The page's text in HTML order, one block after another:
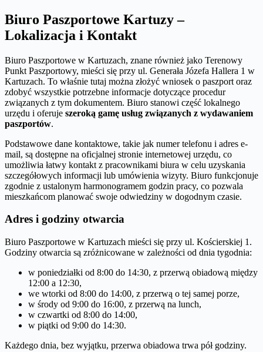
Biuro Paszportowe Kartuzy –
Lokalizacja i Kontakt
Biuro Paszportowe w Kartuzach, znane również jako Terenowy
Punkt Paszportowy, mieści się przy ul. Generała Józefa Hallera 1 w
Kartuzach. To właśnie tutaj można złożyć wniosek o paszport oraz
zdobyć wszystkie potrzebne informacje dotyczące procedur
związanych z tym dokumentem. Biuro stanowi część lokalnego
urzędu i oferuje szeroką gamę usług związanych z wydawaniem
paszportów.
Podstawowe dane kontaktowe, takie jak numer telefonu i adres e-
mail, są dostępne na oficjalnej stronie internetowej urzędu, co
umożliwia łatwy kontakt z pracownikami biura w celu uzyskania
szczegółowych informacji lub umówienia wizyty. Biuro funkcjonuje
zgodnie z ustalonym harmonogramem godzin pracy, co pozwala
mieszkańcom planować swoje odwiedziny w dogodnym czasie.
Adres i godziny otwarcia
Biuro Paszportowe w Kartuzach mieści się przy ul. Kościerskiej 1.
Godziny otwarcia są zróżnicowane w zależności od dnia tygodnia:
w poniedziałki od 8:00 do 14:30, z przerwą obiadową między
12:00 a 12:30,
we wtorki od 8:00 do 14:00, z przerwą o tej samej porze,
w środy od 9:00 do 16:00, z przerwą na lunch,
w czwartki od 8:00 do 14:00,
w piątki od 9:00 do 14:30.
Każdego dnia, bez wyjątku, przerwa obiadowa trwa pół godziny.